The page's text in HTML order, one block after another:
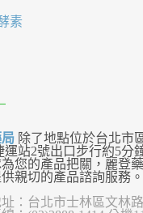
素
除了地點位於台北市
運站2號出口步行約5分
您的產品把關，麗登
親切的產品諮詢服務。
：台北市士林區文林